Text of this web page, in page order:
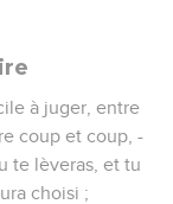
à juger, entre
coup et coup, -
te lèveras, et tu
choisi ;